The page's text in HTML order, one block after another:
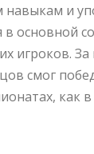
навыкам и
в основной
игроков. За
смог
как в